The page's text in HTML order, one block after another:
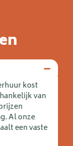
kost
van
Al onze
een vaste